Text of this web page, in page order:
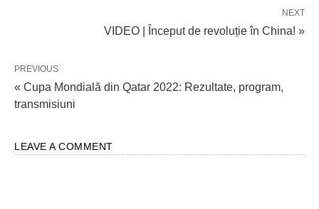
NEXT
VIDEO | Început de revoluție în China! »
PREVIOUS
« Cupa Mondială din Qatar 2022: Rezultate, program,
transmisiuni
LEAVE A COMMENT